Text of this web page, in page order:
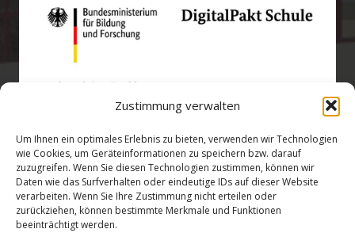
Zustimmung verwalten
Um Ihnen ein optimales Erlebnis zu bieten, verwenden wir Technologien
wie Cookies, um Geräteinformationen zu speichern bzw. darauf
zuzugreifen. Wenn Sie diesen Technologien zustimmen, können wir
Daten wie das Surfverhalten oder eindeutige IDs auf dieser Website
verarbeiten. Wenn Sie Ihre Zustimmung nicht erteilen oder
zurückziehen, können bestimmte Merkmale und Funktionen
beeinträchtigt werden.
Öffnungszeiten